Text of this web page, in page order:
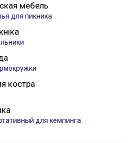
мебель
для пикника
костра
для кемпинга